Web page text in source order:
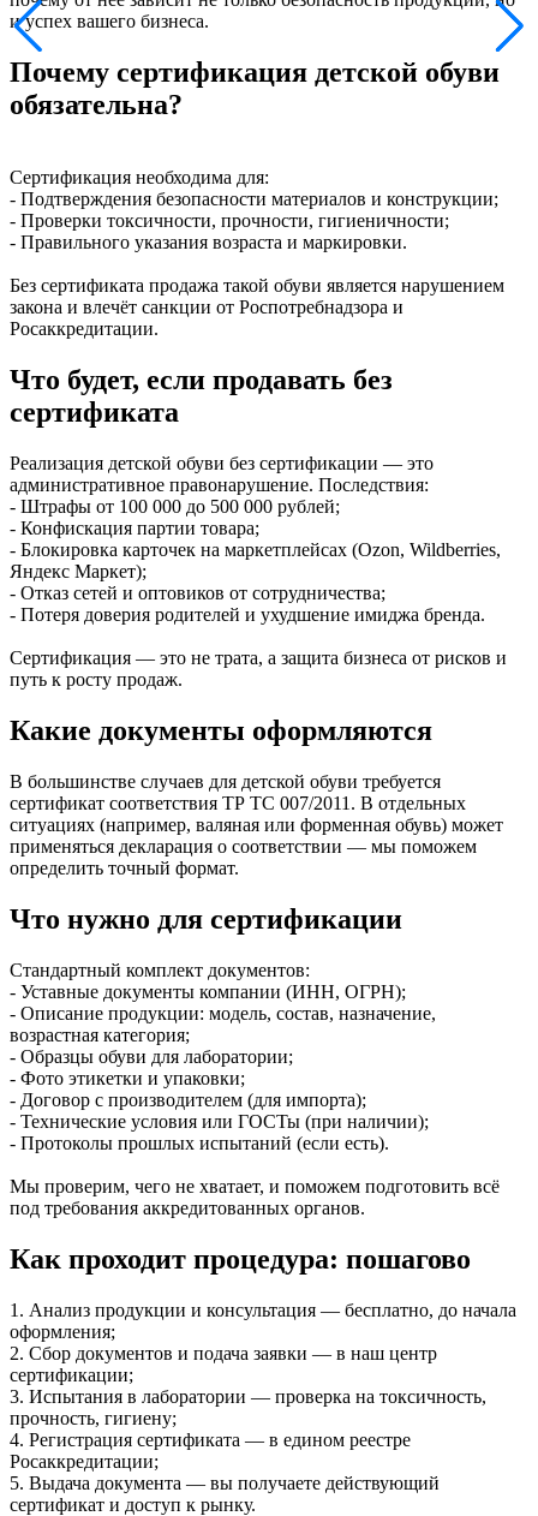
и успех вашего бизнеса.
Почему сертификация детской обуви
обязательна?
Сертификация необходима для:
- Подтверждения безопасности материалов и конструкции;
- Проверки токсичности, прочности, гигиеничности;
- Правильного указания возраста и маркировки.
Без сертификата продажа такой обуви является нарушением
закона и влечёт санкции от Роспотребнадзора и
Росаккредитации.
Что будет, если продавать без
сертификата
Реализация детской обуви без сертификации — это
административное правонарушение. Последствия:
- Штрафы от 100 000 до 500 000 рублей;
- Конфискация партии товара;
- Блокировка карточек на маркетплейсах (Ozon, Wildberries,
Яндекс Маркет);
- Отказ сетей и оптовиков от сотрудничества;
- Потеря доверия родителей и ухудшение имиджа бренда.
Сертификация — это не трата, а защита бизнеса от рисков и
путь к росту продаж.
Какие документы оформляются
В большинстве случаев для детской обуви требуется
сертификат соответствия ТР ТС 007/2011. В отдельных
ситуациях (например, валяная или форменная обувь) может
применяться декларация о соответствии — мы поможем
определить точный формат.
Что нужно для сертификации
Стандартный комплект документов:
- Уставные документы компании (ИНН, ОГРН);
- Описание продукции: модель, состав, назначение,
возрастная категория;
- Образцы обуви для лаборатории;
- Фото этикетки и упаковки;
- Договор с производителем (для импорта);
- Технические условия или ГОСТы (при наличии);
- Протоколы прошлых испытаний (если есть).
Мы проверим, чего не хватает, и поможем подготовить всё
под требования аккредитованных органов.
Как проходит процедура: пошагово
1. Анализ продукции и консультация — бесплатно, до начала
оформления;
2. Сбор документов и подача заявки — в наш центр
сертификации;
3. Испытания в лаборатории — проверка на токсичность,
прочность, гигиену;
4. Регистрация сертификата — в едином реестре
Росаккредитации;
5. Выдача документа — вы получаете действующий
сертификат и доступ к рынку.